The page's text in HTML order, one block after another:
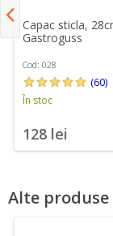
Capac sticla,
Gastroguss
Cod: 028
(60)
În stoc
128 lei
Alte